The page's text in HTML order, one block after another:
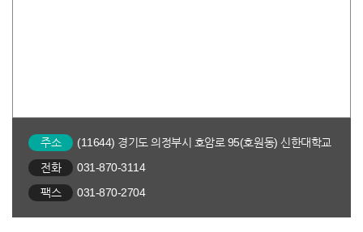
주소
(11644) 경기도 의정부시 호암로 95(호원동) 신한대학교
전화
031-870-3114
팩스
031-870-2704